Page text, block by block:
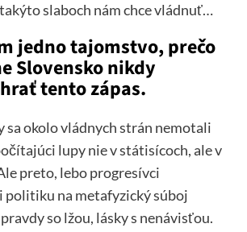
slaboch nám chce vládnuť…
jedno tajomstvo, prečo
Slovensko nikdy
tento zápas.
sa okolo vládnych strán nemotali
lupy nie v státisícoch, ale v
preto, lebo progresívci
na metafyzický súboj
so lžou, lásky s nenávisťou.